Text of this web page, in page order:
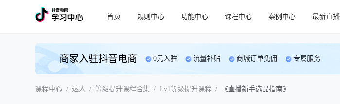
首页 规则中心 功能中心 课程中心 案例中心 最新直播
商家入驻抖音电商 0元入驻 流量补贴 商城订单免佣 专属服务
课程中心 / 达人 / 等级提升课程合集 / Lv1等级提升课程 / 《直播新手选品指南》